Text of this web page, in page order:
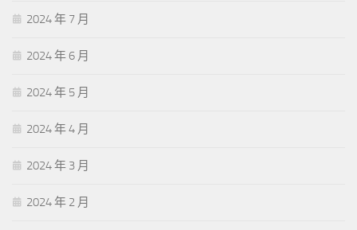
2024 年 7 月
2024 年 6 月
2024 年 5 月
2024 年 4 月
2024 年 3 月
2024 年 2 月